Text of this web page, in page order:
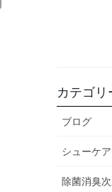
カテゴリ
ブログ
シューケ
除菌消臭